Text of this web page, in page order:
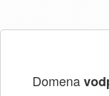
Domena